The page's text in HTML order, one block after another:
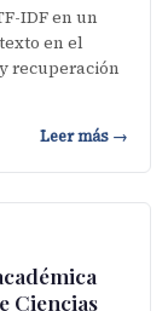
IDF en un
en el
recuperación
Leer más →
Ciencias